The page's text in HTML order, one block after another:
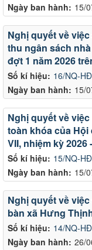
Ngày ban hành: 15/
Số kí hiệu: 16/NQ-
Ngày ban hành: 15/
Nghị quyết về
thu ngân sách
đợt 1 năm 2026
Số kí hiệu: 15/NQ-
Ngày ban hành: 15/
Nghị quyết về
toàn khóa của
VII, nhiệm kỳ 2026
Số kí hiệu: 14/NQ-
Ngày ban hành: 26/
Nghị quyết về
bàn xã Hưng